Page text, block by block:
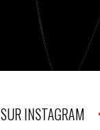
SUR INSTAGRAM